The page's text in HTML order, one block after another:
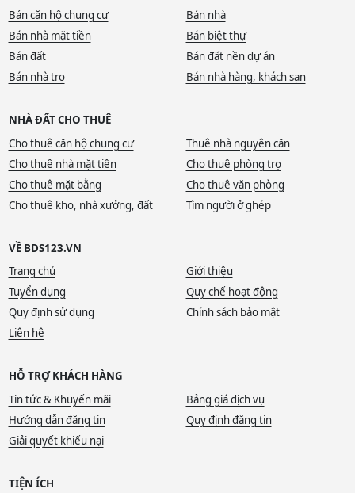
Bán căn hộ chung cư
Bán nhà
Bán nhà mặt tiền
Bán biệt thự
Bán đất
Bán đất nền dự án
Bán nhà trọ
Bán nhà hàng, khách sạn
NHÀ ĐẤT CHO THUÊ
Cho thuê căn hộ chung cư
Thuê nhà nguyên căn
Cho thuê nhà mặt tiền
Cho thuê phòng trọ
Cho thuê mặt bằng
Cho thuê văn phòng
Cho thuê kho, nhà xưởng, đất
Tìm người ở ghép
VỀ BDS123.VN
Trang chủ
Giới thiệu
Tuyển dụng
Quy chế hoạt động
Quy định sử dụng
Chính sách bảo mật
Liên hệ
HỖ TRỢ KHÁCH HÀNG
Tin tức & Khuyến mãi
Bảng giá dịch vụ
Hướng dẫn đăng tin
Quy định đăng tin
Giải quyết khiếu nại
TIỆN ÍCH